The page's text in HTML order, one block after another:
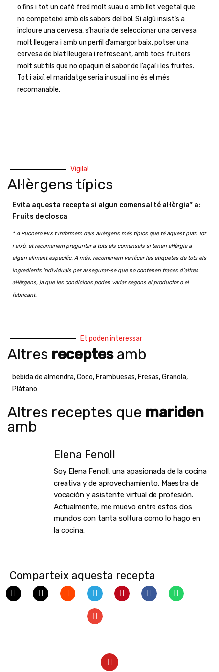
o fins i tot un cafè fred molt suau o amb llet vegetal que
no competeixi amb els sabors del bol. Si algú insistís a
incloure una cervesa, s’hauria de seleccionar una cervesa
molt lleugera i amb un perfil d’amargor baix, potser una
cervesa de blat lleugera i refrescant, amb tocs fruiters
molt subtils que no opaquin el sabor de l’açaí i les fruites.
Tot i així, el maridatge seria inusual i no és el més
recomanable.
Vigila!
Al·lèrgens típics
Evita aquesta recepta si algun comensal té al·lèrgia* a:
Fruits de closca
* A Puchero MIX t’informem dels al·lèrgens més típics que té aquest plat. Tot
i això, et recomanem preguntar a tots els comensals si tenen al·lèrgia a
algun aliment específic. A més, recomanem verificar les etiquetes de tots els
ingredients individuals per assegurar-se que no contenen traces d’altres
al·lèrgens, ja que les condicions poden variar segons el productor o el
fabricant.
Et poden interessar
Altres receptesamb
bebida de almendra,Coco, Frambuesas, Fresas,Granola,
Plátano
Altres receptes que mariden
amb
Elena Fenoll
Soy Elena Fenoll, una apasionada de la cocina
creativa y de aprovechamiento. Maestra de
vocación y asistente virtual de profesión.
Actualmente, me muevo entre estos dos
mundos con tanta soltura como lo hago en
la cocina.
Comparteix aquesta recepta
Y
o